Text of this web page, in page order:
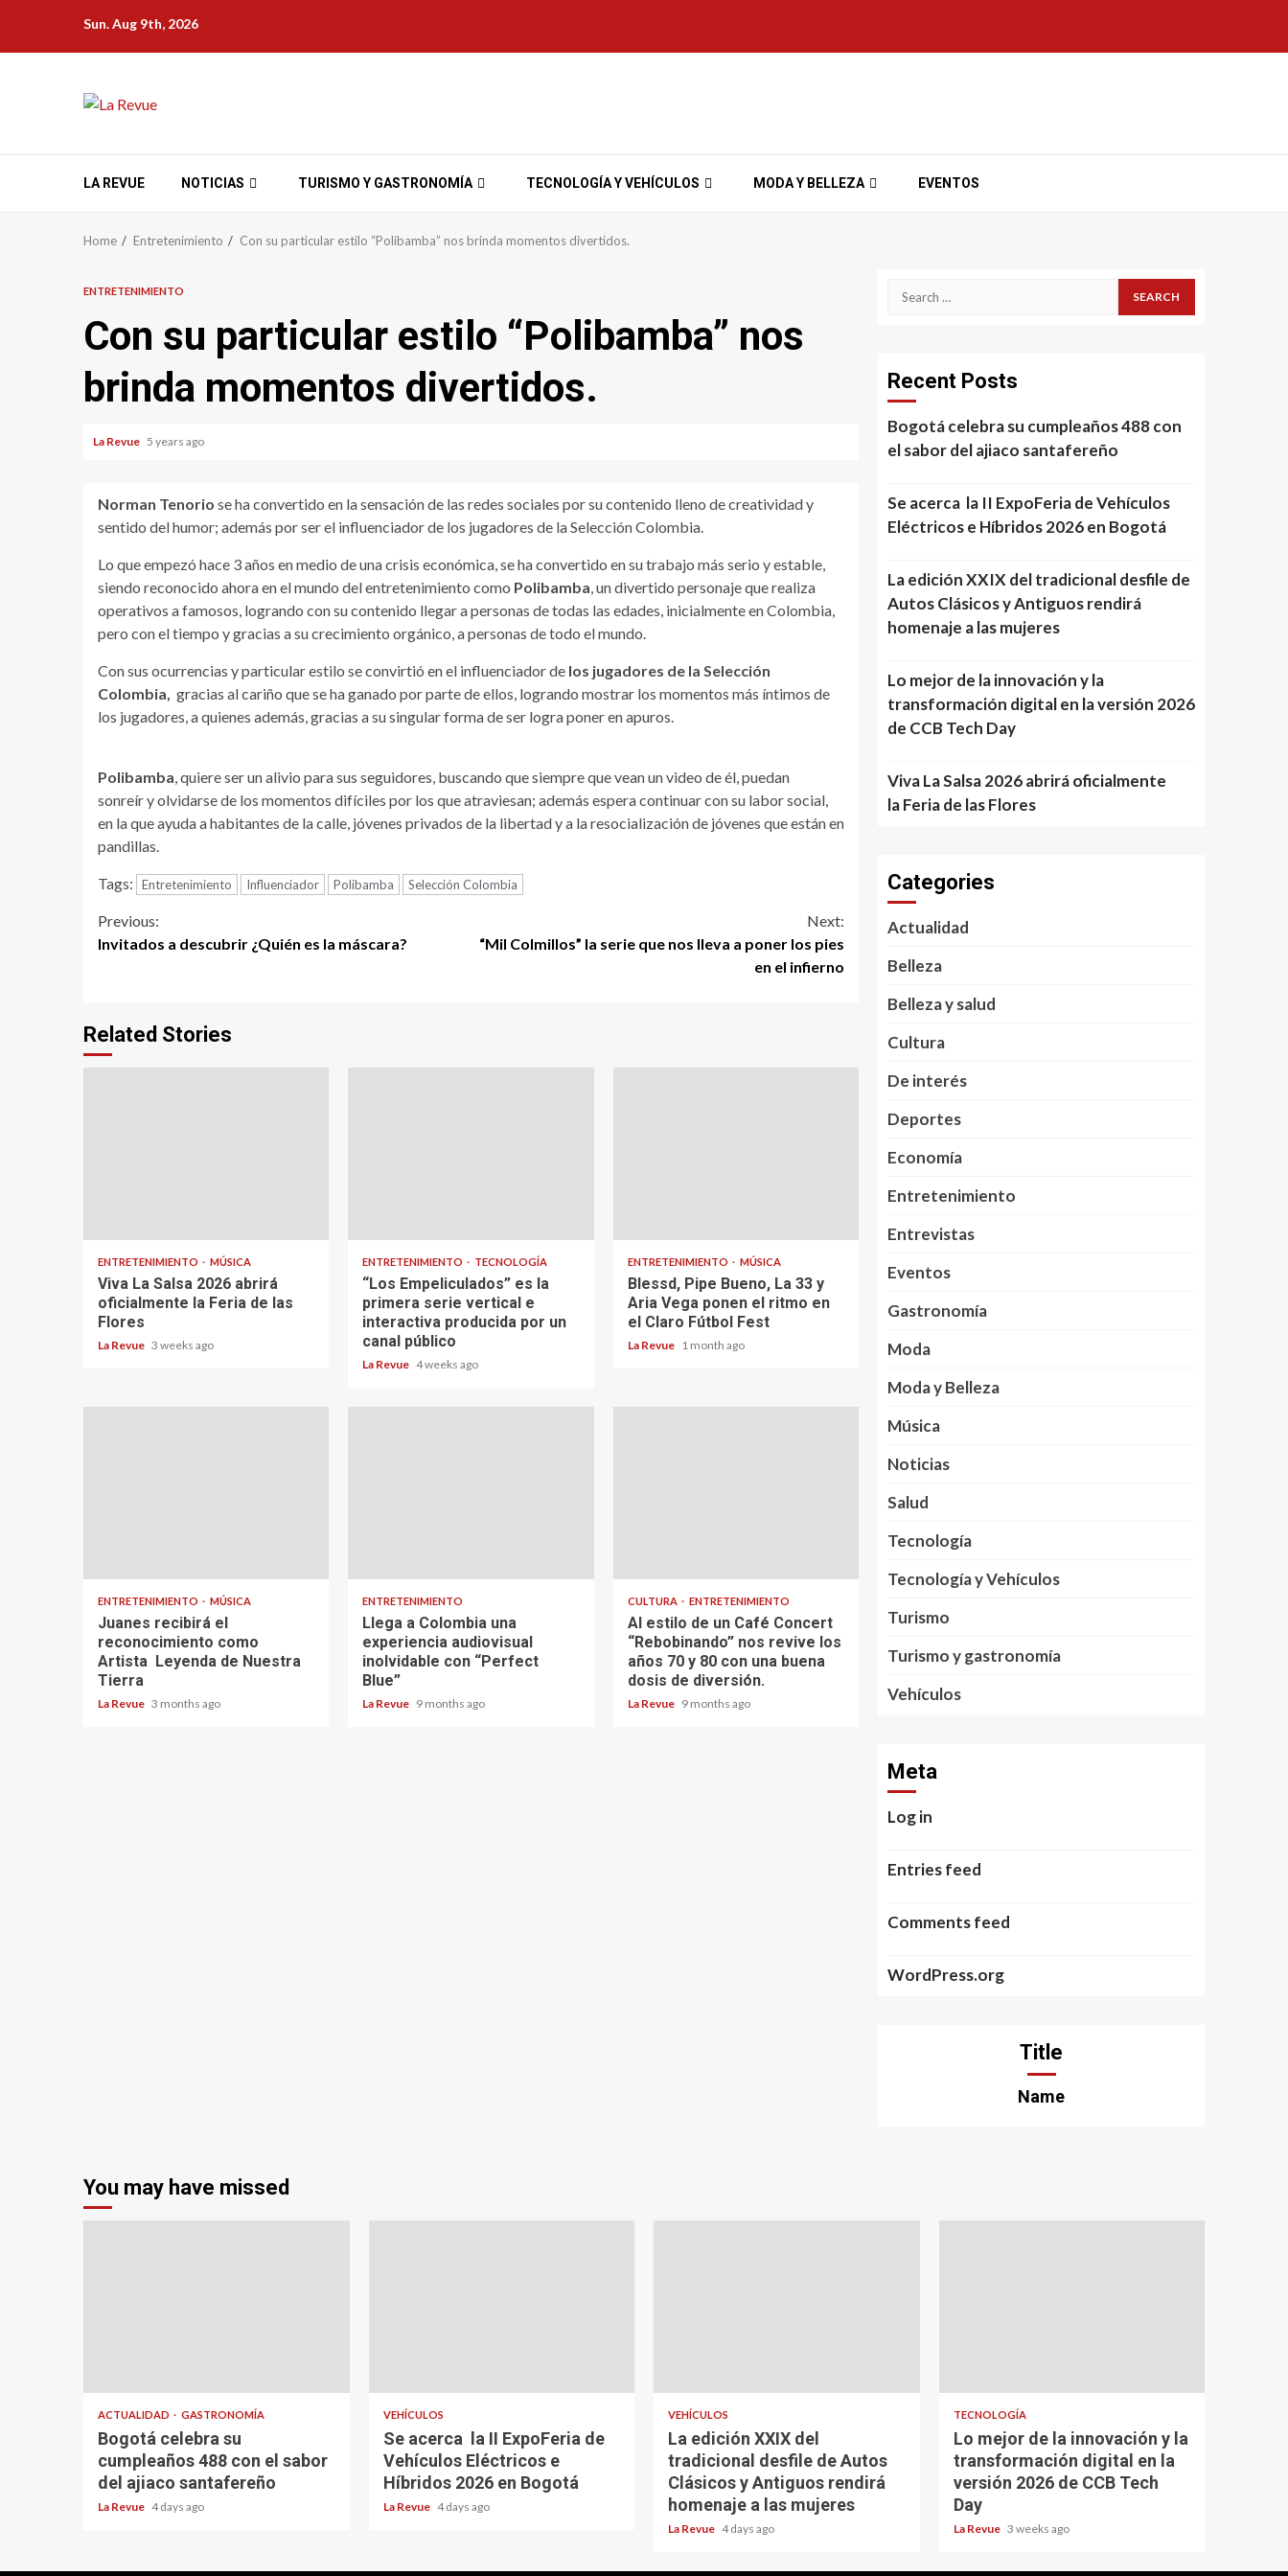
content
Sun. Aug 9th, 2026
LA REVUE NOTICIAS TURISMO Y GASTRONOMÍA TECNOLOGÍA Y VEHÍCULOS MODA Y BELLEZA EVENTOS
Home Entretenimiento Con su particular estilo “Polibamba” nos brinda momentos divertidos.
ENTRETENIMIENTO
Con su particular estilo “Polibamba” nos
brinda momentos divertidos.
La Revue 5 years ago
Norman Tenorio se ha convertido en la sensación de las redes sociales por su contenido lleno de creatividad y
sentido del humor; además por ser el influenciador de los jugadores de la Selección Colombia.
Lo que empezó hace 3 años en medio de una crisis económica, se ha convertido en su trabajo más serio y estable,
siendo reconocido ahora en el mundo del entretenimiento como Polibamba, un divertido personaje que realiza
operativos a famosos, logrando con su contenido llegar a personas de todas las edades, inicialmente en Colombia,
pero con el tiempo y gracias a su crecimiento orgánico, a personas de todo el mundo.
Con sus ocurrencias y particular estilo se convirtió en el influenciador de los jugadores de la Selección
Colombia, gracias al cariño que se ha ganado por parte de ellos, logrando mostrar los momentos más íntimos de
los jugadores, a quienes además, gracias a su singular forma de ser logra poner en apuros.
Polibamba, quiere ser un alivio para sus seguidores, buscando que siempre que vean un video de él, puedan
sonreír y olvidarse de los momentos difíciles por los que atraviesan; además espera continuar con su labor social,
en la que ayuda a habitantes de la calle, jóvenes privados de la libertad y a la resocialización de jóvenes que están en
pandillas.
Tags: Entretenimiento Influenciador Polibamba Selección Colombia
Continue
Previous:
Invitados a descubrir ¿Quién es la máscara?
Next:
“Mil Colmillos” la serie que nos lleva a poner los pies
en el infierno
Related Stories
ENTRETENIMIENTO MÚSICA
Viva La Salsa 2026 abrirá
oficialmente la Feria de las
Flores
La Revue 3 weeks ago
ENTRETENIMIENTO TECNOLOGÍA
“Los Empeliculados” es la
primera serie vertical e
interactiva producida por un
canal público
La Revue 4 weeks ago
ENTRETENIMIENTO MÚSICA
Blessd, Pipe Bueno, La 33 y
Aria Vega ponen el ritmo en
el Claro Fútbol Fest
La Revue 1 month ago
ENTRETENIMIENTO MÚSICA
Juanes recibirá el
reconocimiento como
Artista Leyenda de Nuestra
Tierra
La Revue 3 months ago
ENTRETENIMIENTO
Llega a Colombia una
experiencia audiovisual
inolvidable con “Perfect
Blue”
La Revue 9 months ago
CULTURA ENTRETENIMIENTO
Al estilo de un Café Concert
“Rebobinando” nos revive los
años 70 y 80 con una buena
dosis de diversión.
La Revue 9 months ago
Search
Recent Posts
Bogotá celebra su cumpleaños 488 con
el sabor del ajiaco santafereño
Se acerca la II ExpoFeria de Vehículos
Eléctricos e Híbridos 2026 en Bogotá
La edición XXIX del tradicional desfile de
Autos Clásicos y Antiguos rendirá
homenaje a las mujeres
Lo mejor de la innovación y la
transformación digital en la versión 2026
de CCB Tech Day
Viva La Salsa 2026 abrirá oficialmente
la Feria de las Flores
Categories
Actualidad
Belleza
Belleza y salud
Cultura
De interés
Deportes
Economía
Entretenimiento
Entrevistas
Eventos
Gastronomía
Moda
Moda y Belleza
Música
Noticias
Salud
Tecnología
Tecnología y Vehículos
Turismo
Turismo y gastronomía
Vehículos
Meta
Log in
Entries feed
Comments feed
WordPress.org
Title
Name
You may have missed
ACTUALIDAD GASTRONOMÍA
Bogotá celebra su
cumpleaños 488 con el sabor
del ajiaco santafereño
La Revue 4 days ago
VEHÍCULOS
Se acerca la II ExpoFeria de
Vehículos Eléctricos e
Híbridos 2026 en Bogotá
La Revue 4 days ago
VEHÍCULOS
La edición XXIX del
tradicional desfile de Autos
Clásicos y Antiguos rendirá
homenaje a las mujeres
La Revue 4 days ago
TECNOLOGÍA
Lo mejor de la innovación y la
transformación digital en la
versión 2026 de CCB Tech
Day
La Revue 3 weeks ago